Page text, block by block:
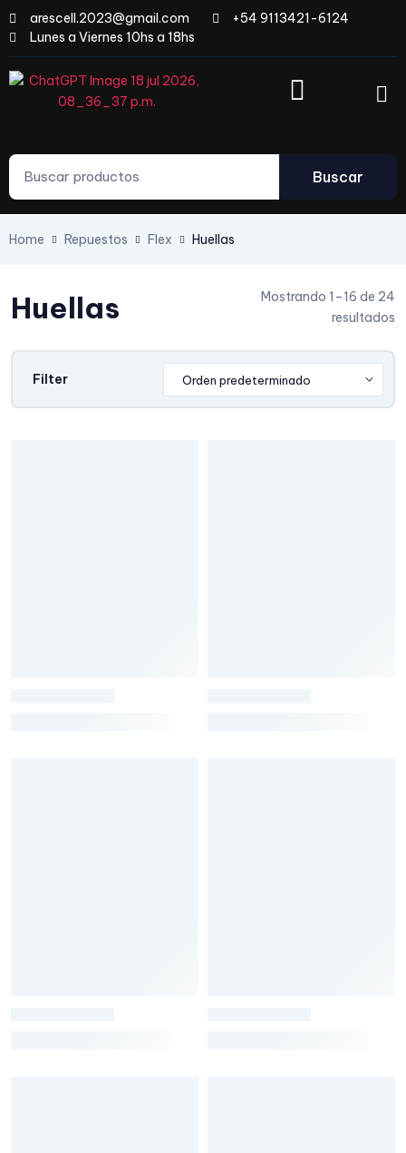
arescell.2023@gmail.com
+54 9113421-6124
Lunes a Viernes 10hs a 18hs
Buscar
Home Repuestos Flex Huellas
Huellas
Mostrando 1–16 de 24
resultados
Filter